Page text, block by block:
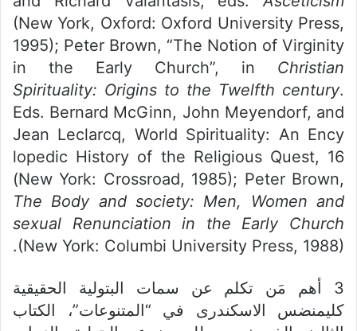
(New York, Oxford: Oxford University Press,
1995); Peter Brown, “The Notion of Virginity
in the Early Church”, in Christian
Spirituality: Origins to the Twelfth century.
Eds. Bernard McGinn, John Meyendorf, and
Jean Leclarcq, World Spirituality: An Ency
lopedic History of the Religious Quest, 16
(New York: Crossroad, 1985); Peter Brown,
The Body and society: Men, Women and
sexual Renunciation in the Early Church
(New York: Columbi University Press, 1988).
3 أهم مَن تكلم عن سمات البتولية الحقيقية
كليمنضس الاسكندرى في “المتنوعات”، الكتاب